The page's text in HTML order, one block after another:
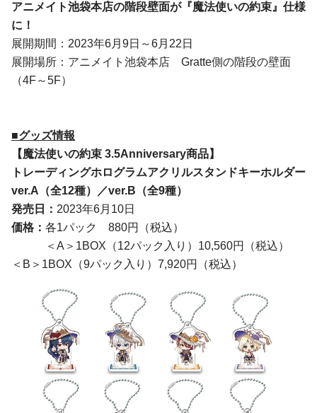
アニメイト池袋本店の階段壁面が『魔法使いの約束』仕様
に！
展開期間：2023年6月9日～6月22日
展開場所：アニメイト池袋本店 Gratte側の階段の壁面
（4F～5F）
■グッズ情報
【魔法使いの約束 3.5Anniversary商品】
トレーディングホログラムアクリルスタンドキーホルダー
ver.A （全12種）／ver.B（全9種）
発売日： 2023年6月10日
価格： 各1パック 880円（税込）
＜A＞1BOX（12パック入り）10,560円（税込）
＜B＞1BOX（9パック入り）7,920円（税込）